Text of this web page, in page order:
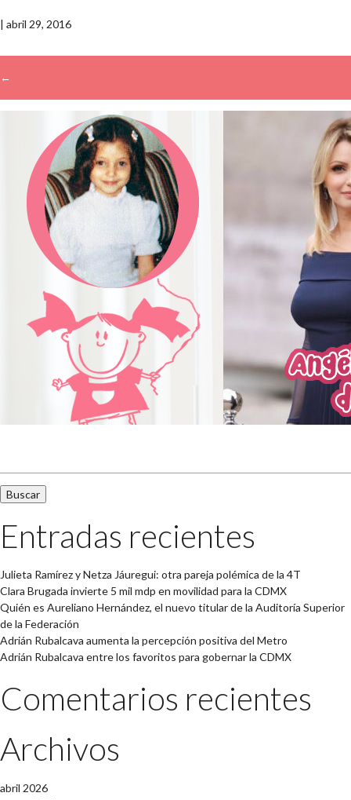
| abril 29, 2016
←
Entradas recientes
Julieta Ramírez y Netza Jáuregui: otra pareja polémica de la 4T
Clara Brugada invierte 5 mil mdp en movilidad para la CDMX
Quién es Aureliano Hernández, el nuevo titular de la Auditoría Superior
de la Federación
Adrián Rubalcava aumenta la percepción positiva del Metro
Adrián Rubalcava entre los favoritos para gobernar la CDMX
Comentarios recientes
Archivos
abril 2026